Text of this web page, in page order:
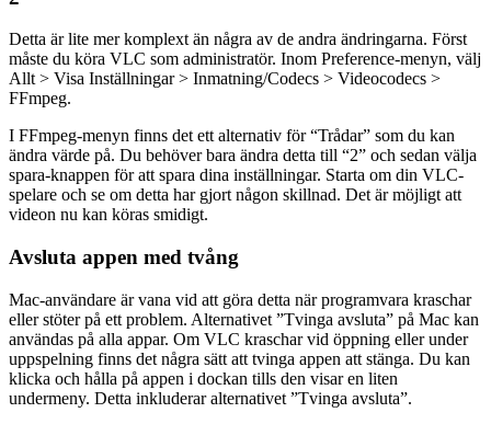
Detta är lite mer komplext än några av de andra ändringarna. Först
måste du köra VLC som administratör. Inom Preference-menyn, välj
Allt > Visa Inställningar > Inmatning/Codecs > Videocodecs >
FFmpeg.
I FFmpeg-menyn finns det ett alternativ för “Trådar” som du kan
ändra värde på. Du behöver bara ändra detta till “2” och sedan välja
spara-knappen för att spara dina inställningar. Starta om din VLC-
spelare och se om detta har gjort någon skillnad. Det är möjligt att
videon nu kan köras smidigt.
Avsluta appen med tvång
Mac-användare är vana vid att göra detta när programvara kraschar
eller stöter på ett problem. Alternativet ”Tvinga avsluta” på Mac kan
användas på alla appar. Om VLC kraschar vid öppning eller under
uppspelning finns det några sätt att tvinga appen att stänga. Du kan
klicka och hålla på appen i dockan tills den visar en liten
undermeny. Detta inkluderar alternativet ”Tvinga avsluta”.